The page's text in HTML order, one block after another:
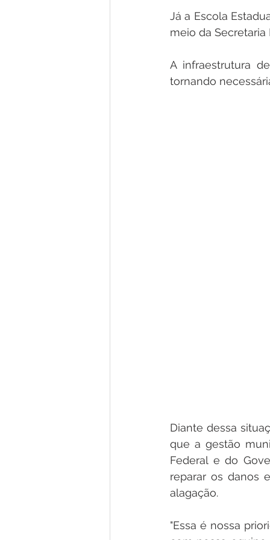
Já a Escola
meio da Secretaria
A infraestrutura
tornando
Diante dessa
que a gestão
Federal e do
reparar os danos
alagação.
"Essa é nossa